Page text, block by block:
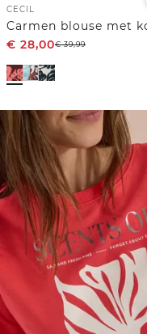
CECIL
€ 28,00€39,99